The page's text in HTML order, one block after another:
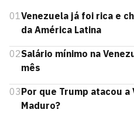
01Venezuela já foi rica e
da América Latina
02Salário mínimo na
mês
03Por que Trump atacou
Maduro?